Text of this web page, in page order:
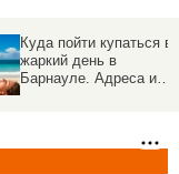
Куда пойти купаться в
жаркий день в
Барнауле. Адреса и